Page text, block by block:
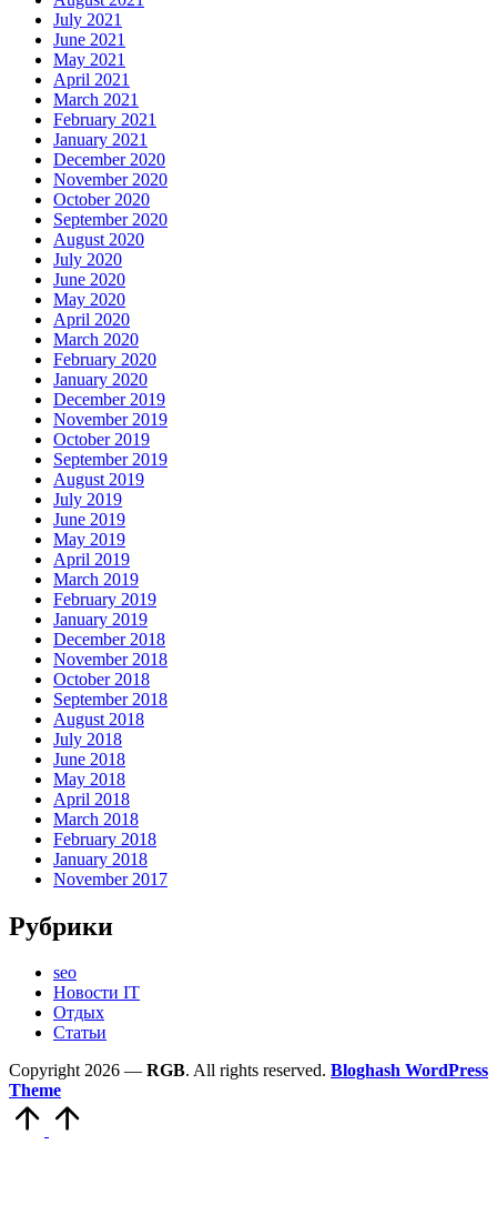
July 2021
June 2021
May 2021
April 2021
March 2021
February 2021
January 2021
December 2020
November 2020
October 2020
September 2020
August 2020
July 2020
June 2020
May 2020
April 2020
March 2020
February 2020
January 2020
December 2019
November 2019
October 2019
September 2019
August 2019
July 2019
June 2019
May 2019
April 2019
March 2019
February 2019
January 2019
December 2018
November 2018
October 2018
September 2018
August 2018
July 2018
June 2018
May 2018
April 2018
March 2018
February 2018
January 2018
November 2017
Рубрики
seo
Новости IT
Отдых
Статьи
Copyright 2026 — RGB. All rights reserved. Bloghash WordPress
Theme